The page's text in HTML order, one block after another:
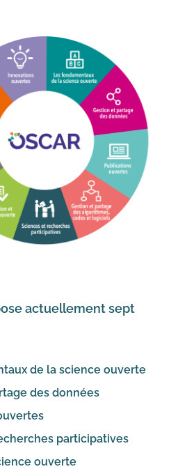
actuellement sept
de la science ouverte
des données
participatives
ouverte